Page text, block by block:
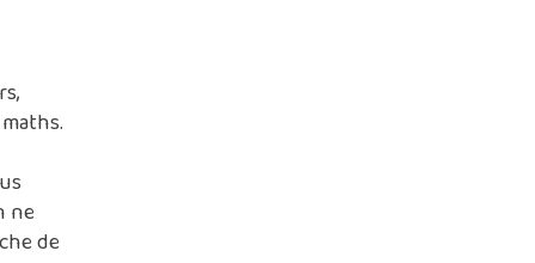
ne
de